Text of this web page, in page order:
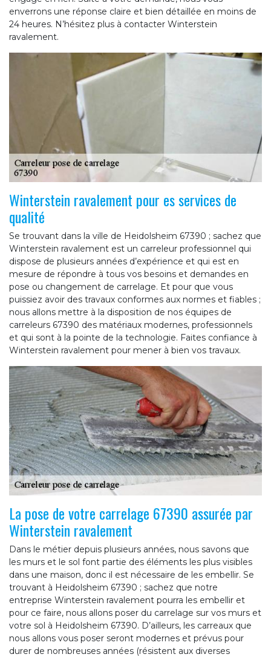
enverrons une réponse claire et bien détaillée en moins de
24 heures. N’hésitez plus à contacter Winterstein
ravalement.
Winterstein ravalement pour es services de
qualité
Se trouvant dans la ville de Heidolsheim 67390 ; sachez que
Winterstein ravalement est un carreleur professionnel qui
dispose de plusieurs années d’expérience et qui est en
mesure de répondre à tous vos besoins et demandes en
pose ou changement de carrelage. Et pour que vous
puissiez avoir des travaux conformes aux normes et fiables ;
nous allons mettre à la disposition de nos équipes de
carreleurs 67390 des matériaux modernes, professionnels
et qui sont à la pointe de la technologie. Faites confiance à
Winterstein ravalement pour mener à bien vos travaux.
La pose de votre carrelage 67390 assurée par
Winterstein ravalement
Dans le métier depuis plusieurs années, nous savons que
les murs et le sol font partie des éléments les plus visibles
dans une maison, donc il est nécessaire de les embellir. Se
trouvant à Heidolsheim 67390 ; sachez que notre
entreprise Winterstein ravalement pourra les embellir et
pour ce faire, nous allons poser du carrelage sur vos murs et
votre sol à Heidolsheim 67390. D’ailleurs, les carreaux que
nous allons vous poser seront modernes et prévus pour
durer de nombreuses années (résistent aux diverses